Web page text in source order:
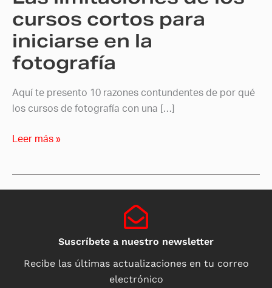
cursos cortos para
iniciarse en la
fotografía
Aquí te presento 10 razones contundentes de por qué
los cursos de fotografía con una […]
fotografía
Leer más »
Suscríbete a nuestro newsletter
Recibe las últimas actualizaciones en tu correo
electrónico